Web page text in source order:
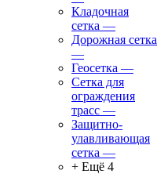
Кладочная
сетка —
Дорожная сетка
—
Геосетка —
Сетка для
ограждения
трасс —
Защитно-
улавливающая
сетка —
+ Ещё 4